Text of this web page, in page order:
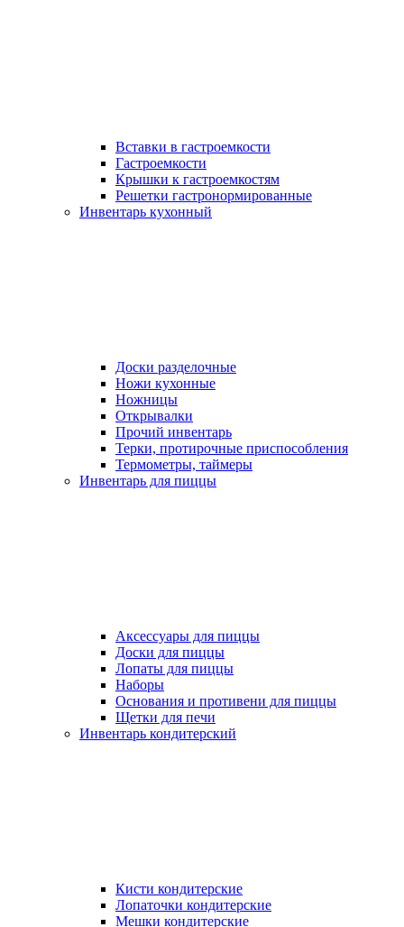
Вставки в гастроемкости
Гастроемкости
Крышки к гастроемкостям
Решетки гастронормированные
Инвентарь кухонный
Доски разделочные
Ножи кухонные
Ножницы
Открывалки
Прочий инвентарь
Терки, протирочные приспособления
Термометры, таймеры
Инвентарь для пиццы
Аксессуары для пиццы
Доски для пиццы
Лопаты для пиццы
Наборы
Основания и противени для пиццы
Щетки для печи
Инвентарь кондитерский
Кисти кондитерские
Лопаточки кондитерские
Мешки кондитерские